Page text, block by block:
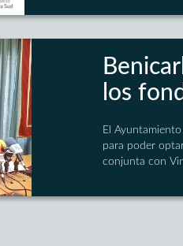
los
El
para poder
conjunta con